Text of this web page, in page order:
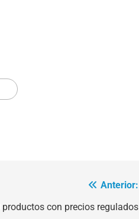
Anterior:
productos con precios regulados